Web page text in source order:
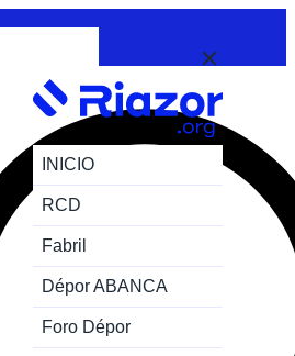
INICIO
RCD
Fabril
Dépor ABANCA
Foro Dépor